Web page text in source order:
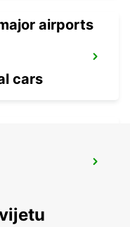
airports
cars